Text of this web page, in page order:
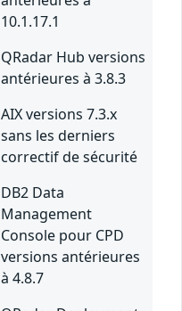
10.1.17.1
QRadar Hub versions
antérieures à 3.8.3
AIX versions 7.3.x
sans les derniers
correctif de sécurité
DB2 Data
Management
Console pour CPD
versions antérieures
à 4.8.7